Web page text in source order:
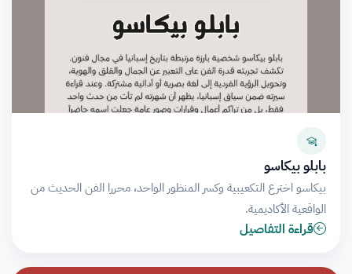
بابلو بيكاسو
بيكاسو اخترع التكعيبية وكسر المنظور الواحد، محررا الفن الحديث من
الواقعية الأكاديمية.
قراءة التفاصيل